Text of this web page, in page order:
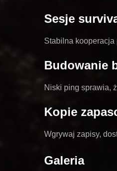
Sesje
Stabilna kooperacja
Budowanie
Niski ping sprawia,
Kopie
Wgrywaj zapisy,
Galeria